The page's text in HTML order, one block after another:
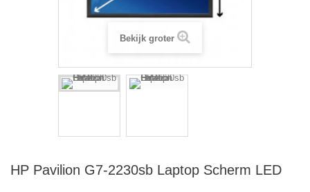
Bekijk groter
HP Pavilion G7-2230sb Laptop Scherm LED